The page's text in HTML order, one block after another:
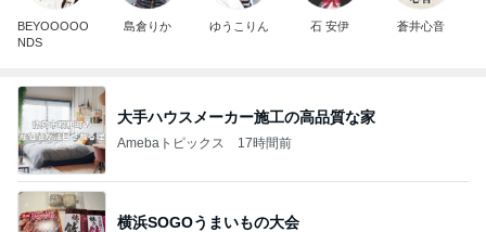
BEYOOOOO
NDS
島倉りか ゆうこりん 石 安伊 蒼井心音
大手ハウスメーカー施工の高品質な家
Amebaトピックス 17時間前
横浜SOGOうまいもの大会